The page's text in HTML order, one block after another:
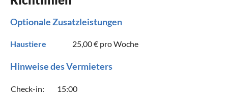
Optionale Zusatzleistungen
Haustiere 25,00 € pro Woche
Hinweise des Vermieters
Check-in:
15:00